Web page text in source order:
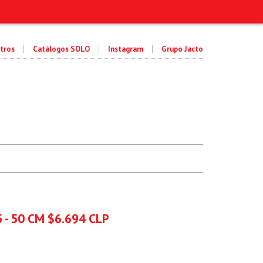
Catálogos SOLO Instagram Grupo Jacto
- 50 CM $6.694 CLP